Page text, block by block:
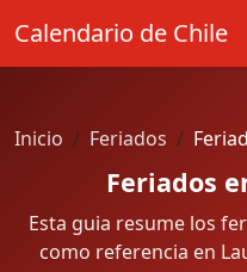
Calendario de Chile
Inicio Feriados
Feriados
Esta guia resume los
como referencia en